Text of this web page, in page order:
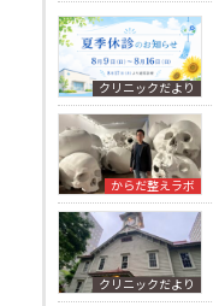
クリニックだより
からだ整えラボ
クリニックだより